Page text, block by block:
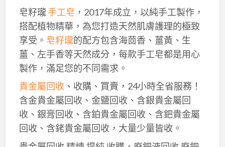
皂籽瓏手工皂 ，2017年成立，以純手工製作，
搭配植物精華，為您打造天然肌膚護理的極致
享受。 皂籽瓏的配方包含海茴香、薑黃、生
薑、左手香等天然成分，每款手工皂都是用心
製作，滿足您的不同需求。
貴金屬回收、收購、買賣，24小時全省服務！
含金貴金屬回收、金鹽回收、含銀貴金屬回
收、銀膏回收、含鉑貴金屬回收、含鈀貴金屬
回收、含銠貴金屬回收，大量少量皆收。